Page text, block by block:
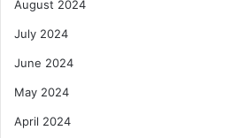
August 2024
July 2024
June 2024
May 2024
April 2024